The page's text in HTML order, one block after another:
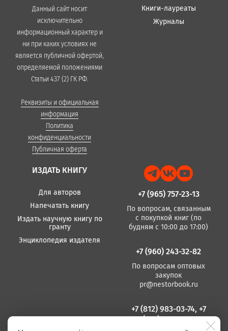
Данный сайт носит
исключительно
информационный характер и
ни при каких условиях не
является публичной офертой,
определяемой положениями
Статьи 437 (2) ГК РФ.
Реквизиты и официальная
информация
Политика
конфиденциальности
Публичная оферта
Книги-лауреаты
Журналы
ИЗДАТЬ КНИГУ
Для авторов
Напечатать книгу
Издать научную книгу по
гранту
Энциклопедия издателя
+7 (965) 757-23-13
По вопросам, связанным
с покупкой книг (по
будням с 10:00 до 17:00)
+7 (960) 243-32-82
По вопросам оптовых
закупок
pr@nestorbook.ru
+7 (812) 983-03-74, +7
(812) 235 15 86